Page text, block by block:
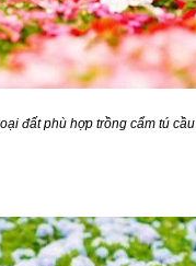
đất phù hợp trồng cẩm tú cầu